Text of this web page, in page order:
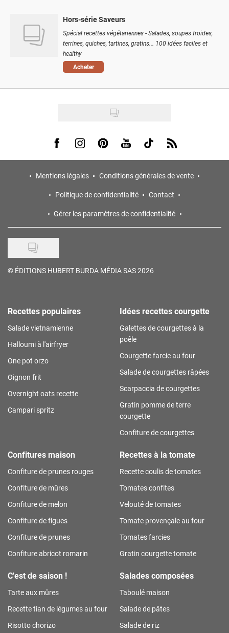
Hors-série Saveurs
Spécial recettes végétariennes - Salades, soupes froides,
terrines, quiches, tartines, gratins... 100 idées faciles et
healthy
Acheter
Visit us on Facebook
Visit us on Instagram
Visit us on Pinterest
Visit us on Youtube
Visit us on Tiktok
Visit us on Rss
Mentions légales
Conditions générales de vente
Politique de confidentialité
Contact
Gérer les paramètres de confidentialité
© ÉDITIONS HUBERT BURDA MÉDIA SAS 2026
Recettes populaires
Salade vietnamienne
Halloumi à l'airfryer
One pot orzo
Oignon frit
Overnight oats recette
Campari spritz
Idées recettes courgette
Galettes de courgettes à la
poêle
Courgette farcie au four
Salade de courgettes râpées
Scarpaccia de courgettes
Gratin pomme de terre
courgette
Confiture de courgettes
Confitures maison
Confiture de prunes rouges
Confiture de mûres
Confiture de melon
Confiture de figues
Confiture de prunes
Confiture abricot romarin
Recettes à la tomate
Recette coulis de tomates
Tomates confites
Velouté de tomates
Tomate provençale au four
Tomates farcies
Gratin courgette tomate
C'est de saison !
Tarte aux mûres
Recette tian de légumes au four
Risotto chorizo
Salades composées
Taboulé maison
Salade de pâtes
Salade de riz